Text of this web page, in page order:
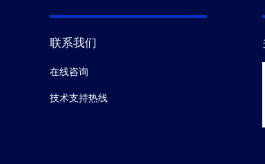
联系我们
在线咨询
技术支持热线